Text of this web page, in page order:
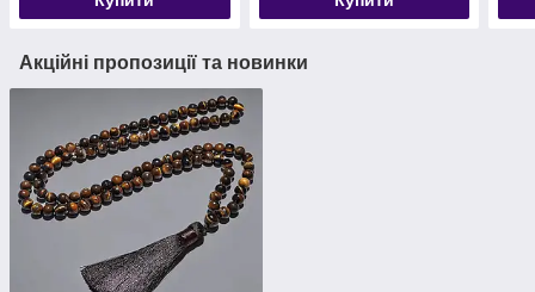
Акційні пропозиції та новинки